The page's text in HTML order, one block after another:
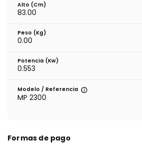
Alto (cm)
83.00
Peso (kg)
0.00
Potencia (Kw)
0.553
Modelo / Referencia
MP 2300
Formas de pago